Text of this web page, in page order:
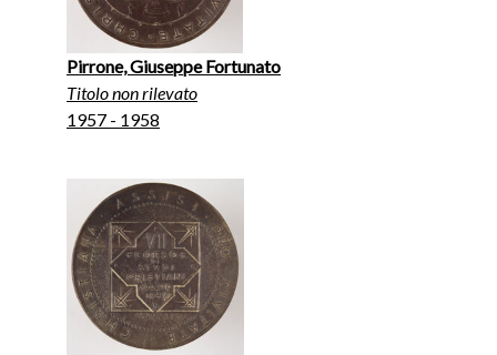
Pirrone, Giuseppe Fortunato
Titolo non rilevato
1957 - 1958